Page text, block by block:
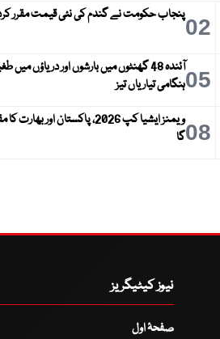
02پنجاب حکومت نے گندم کی نئی قیمت مقرر
05
آئندہ 48 گھنٹوں میں بارشوں اور دریاؤں
ہنگامی تیاریاں تیز
08
ویمنز ایشیا کپ 2026، پاکستان اور
گا
نیوز کیٹیگریز
صفحۂ اول